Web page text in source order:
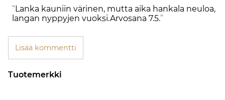
Lanka kauniin värinen, mutta aika hankala neuloa,
langan nyppyjen vuoksi.Arvosana 7.5.
Lisää kommentti
Tuotemerkki